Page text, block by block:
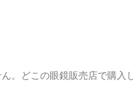
。どこの眼鏡販売店で購